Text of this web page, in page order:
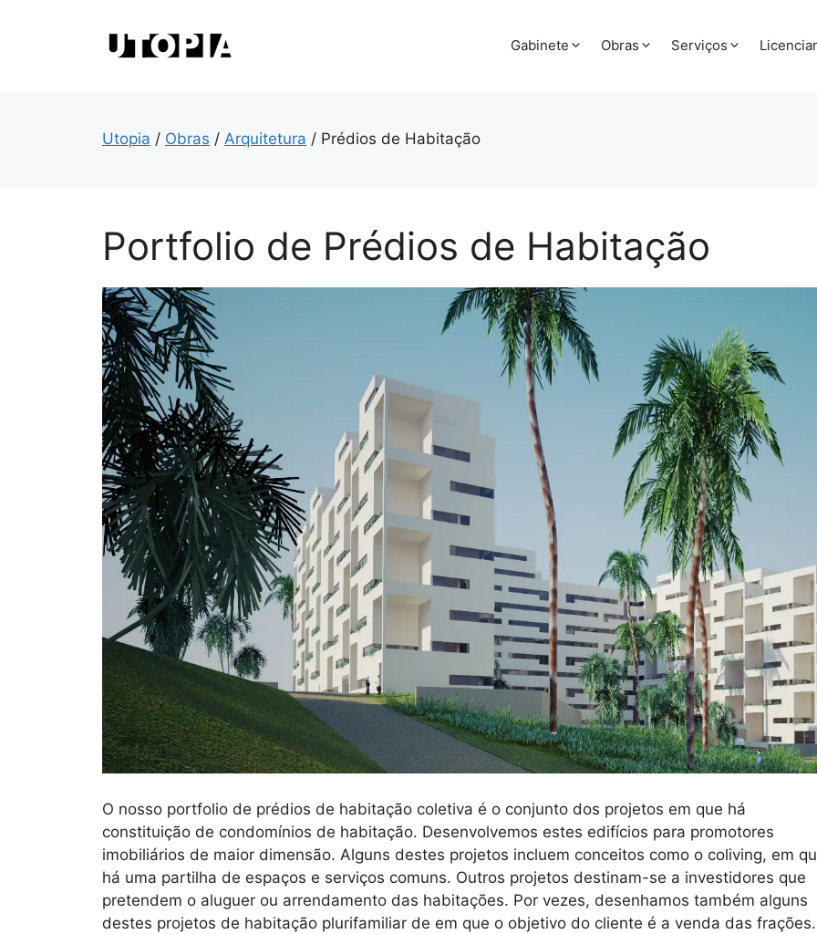
Gabinete Obras Serviços
Utopia / Obras / Arquitetura / Prédios de Habitação
Portfolio de Prédios de Habitação
O nosso portfolio de prédios de habitação coletiva é o conjunto dos projetos em que há
constituição de condomínios de habitação. Desenvolvemos estes edifícios para promotores
imobiliários de maior dimensão. Alguns destes projetos incluem conceitos como o coliving, em
há uma partilha de espaços e serviços comuns. Outros projetos destinam-se a investidores que
pretendem o aluguer ou arrendamento das habitações. Por vezes, desenhamos também alguns
destes projetos de habitação plurifamiliar de em que o objetivo do cliente é a venda das frações.